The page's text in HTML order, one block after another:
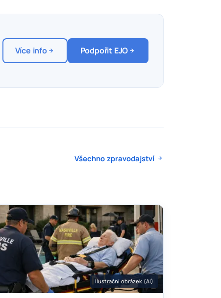
Více info Podpořit EJO
Všechno zpravodajství
Ilustrační obrázek (AI)